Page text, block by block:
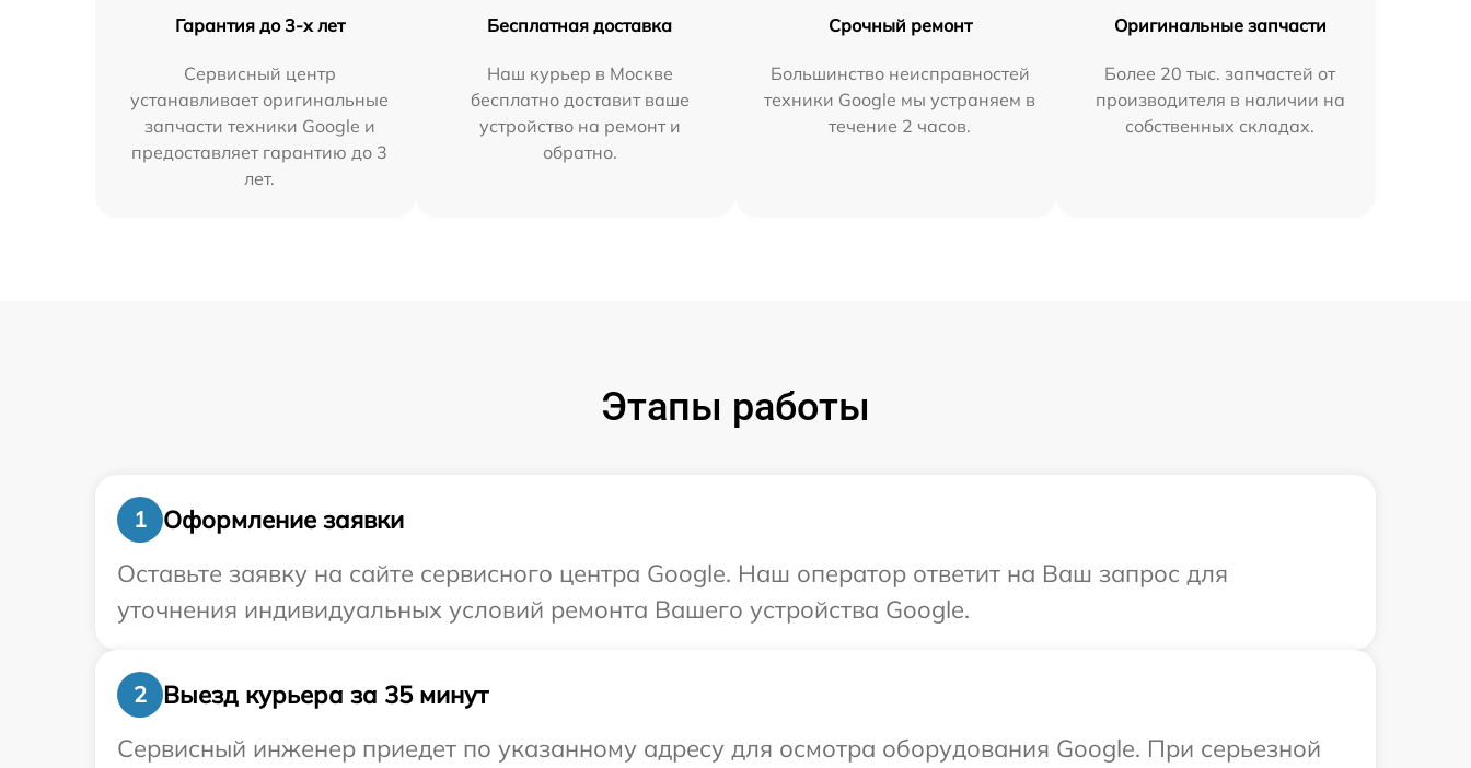
Гарантия до 3-х лет
Сервисный центр
устанавливает оригинальные
запчасти техники Google и
предоставляет гарантию до 3
лет.
Бесплатная доставка
Наш курьер в Москве
бесплатно доставит ваше
устройство на ремонт и
обратно.
Срочный ремонт
Большинство неисправностей
техники Google мы устраняем в
течение 2 часов.
Оригинальные запчасти
Более 20 тыс. запчастей от
производителя в наличии на
собственных складах.
Этапы работы
1
Оформление заявки
Оставьте заявку на сайте сервисного центра Google. Наш оператор ответит на Ваш запрос для
уточнения индивидуальных условий ремонта Вашего устройства Google.
2
Выезд курьера за 35 минут
Сервисный инженер приедет по указанному адресу для осмотра оборудования Google. При серьезной